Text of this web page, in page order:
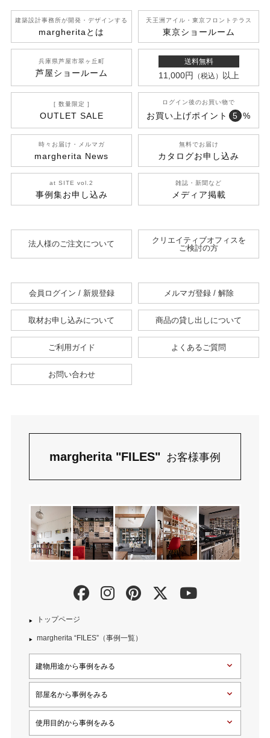
建築設計事務所が開発 ・デザインする
margherita とは
天王洲アイル ・東京フロントテラス
東京ショールーム
兵庫県芦屋市翠ヶ丘町
芦屋ショールーム
送料無料
11,000円 （税込） 以上
[ 数量限定 ]
OUTLET SALE
ログイン後のお買い物で
お買い上げポイント 5 %
時々お届け・メルマガ
margherita News
無料でお届け
カタログお申し込み
at SITE vol.2
事例集お申し込み
雑誌・新聞など
メディア掲載
法人様のご注文について
クリエイティブオフィスを
ご検討の方
会員ログイン / 新規登録 メルマガ登録 / 解除
取材お申し込みについて 商品の貸し出しについて
ご利用ガイド よくあるご質問
お問い合わせ
margherita "FILES" お客様事例
トップページ
margherita “FILES”（事例一覧）
建物用途から事例をみる
部屋名から事例をみる
使用目的から事例をみる